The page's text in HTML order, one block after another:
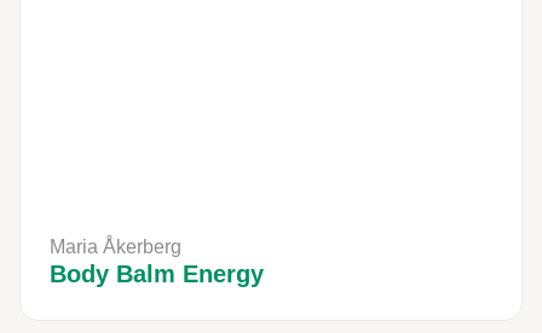
Maria Åkerberg
Body Balm Energy